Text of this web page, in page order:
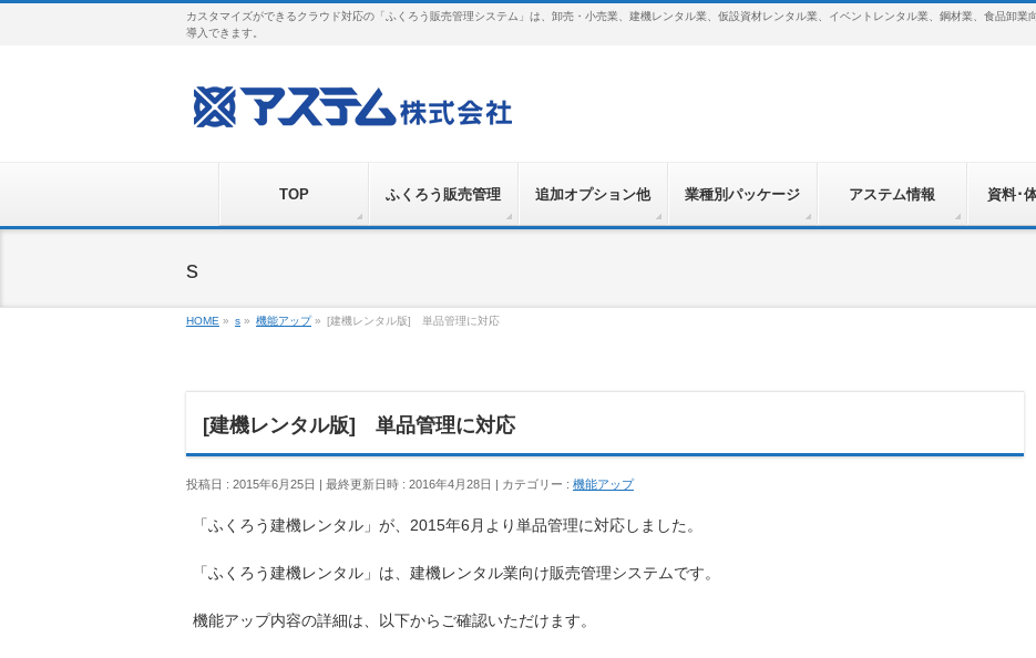
カスタマイズができるクラウド対応の「ふくろう販売管理システム」は、卸売・小売業、建機レンタル業、仮設資材レンタル業、イベントレンタル業、鋼材業、食品卸業
導入できます。
TOP ふくろう販売管理 追加オプション他 業種別パッケージ アステム情報 資料･
s
HOME » s » 機能アップ» [建機レンタル版] 単品管理に対応
[建機レンタル版] 単品管理に対応
投稿日 : 2015年6月25日 最終更新日時 : 2016年4月28日 カテゴリー : 機能アップ
「ふくろう建機レンタル」が、2015年6月より単品管理に対応しました。
「ふくろう建機レンタル」は、建機レンタル業向け販売管理システムです。
機能アップ内容の詳細は、以下からご確認いただけます。